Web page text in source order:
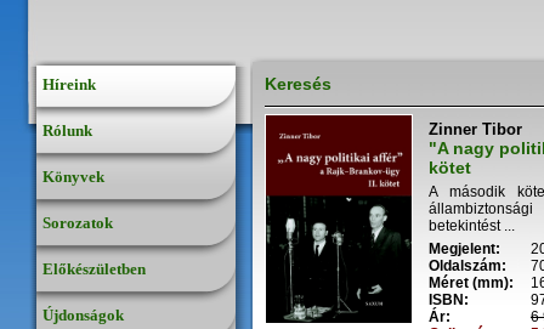
Híreink
Rólunk
Könyvek
Sorozatok
Előkészületben
Újdonságok
Keresés
Zinner Tibor
"A nagy
kötet
A második
betekintést ...
Megjelent:
Oldalszám:
Méret (mm):
ISBN:
Ár:
6